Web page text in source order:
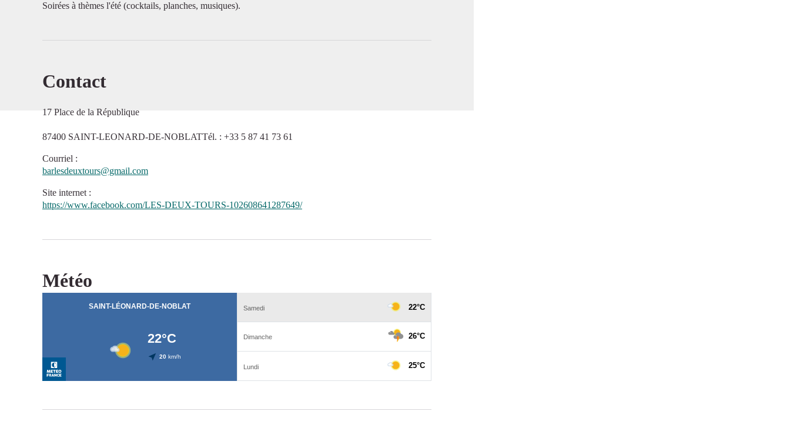
Soirées à thèmes l'été (cocktails, planches, musiques).
Contact
17 Place de la République
87400 SAINT-LEONARD-DE-NOBLATTél. : +33 5 87 41 73 61
Courriel :
barlesdeuxtours@gmail.com
Site internet :
https://www.facebook.com/LES-DEUX-TOURS-102608641287649/
Météo